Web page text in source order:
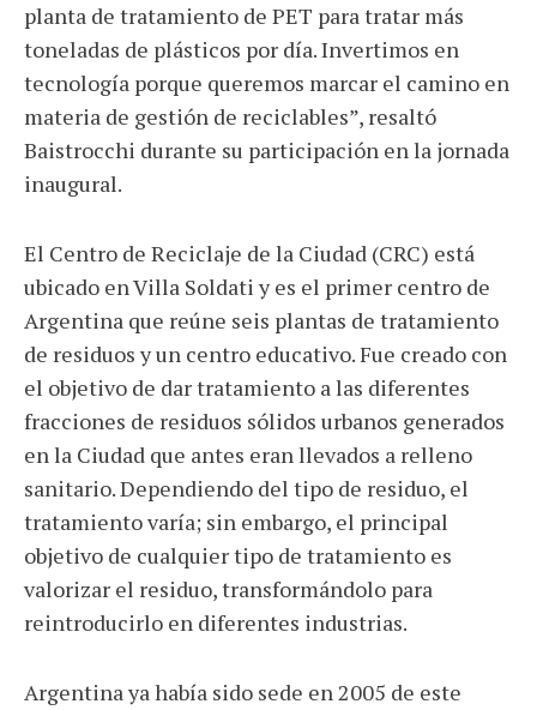
planta de tratamiento de PET para tratar más
toneladas de plásticos por día. Invertimos en
tecnología porque queremos marcar el camino en
materia de gestión de reciclables”, resaltó
Baistrocchi durante su participación en la jornada
inaugural.
El Centro de Reciclaje de la Ciudad (CRC) está
ubicado en Villa Soldati y es el primer centro de
Argentina que reúne seis plantas de tratamiento
de residuos y un centro educativo. Fue creado con
el objetivo de dar tratamiento a las diferentes
fracciones de residuos sólidos urbanos generados
en la Ciudad que antes eran llevados a relleno
sanitario. Dependiendo del tipo de residuo, el
tratamiento varía; sin embargo, el principal
objetivo de cualquier tipo de tratamiento es
valorizar el residuo, transformándolo para
reintroducirlo en diferentes industrias.
Argentina ya había sido sede en 2005 de este